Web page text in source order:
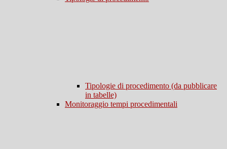
Tipologie di procedimento (da pubblicare
in tabelle)
Monitoraggio tempi procedimentali